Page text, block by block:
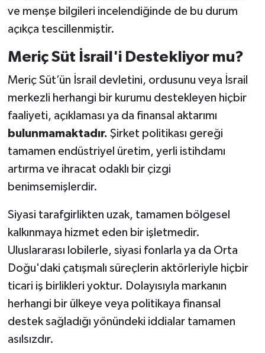
ve menşe bilgileri incelendiğinde de bu durum
açıkça tescillenmiştir.
Meriç Süt İsrail'i Destekliyor mu?
Meriç Süt’ün İsrail devletini, ordusunu veya İsrail
merkezli herhangi bir kurumu destekleyen hiçbir
faaliyeti, açıklaması ya da finansal aktarımı
bulunmamaktadır. Şirket politikası gereği
tamamen endüstriyel üretim, yerli istihdamı
artırma ve ihracat odaklı bir çizgi
benimsemişlerdir.
Siyasi tarafgirlikten uzak, tamamen bölgesel
kalkınmaya hizmet eden bir işletmedir.
Uluslararası lobilerle, siyasi fonlarla ya da Orta
Doğu'daki çatışmalı süreçlerin aktörleriyle hiçbir
ticari iş birlikleri yoktur. Dolayısıyla markanın
herhangi bir ülkeye veya politikaya finansal
destek sağladığı yönündeki iddialar tamamen
asılsızdır.